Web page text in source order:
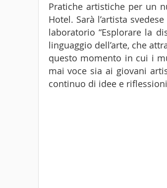
Pratiche artistiche per un
Hotel. Sarà l’artista
laboratorio “Esplorare la
linguaggio dell’arte, che
questo momento in cui i
mai voce sia ai giovani
continuo di idee e